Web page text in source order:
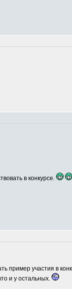
в конкурсе.
пример участия в
и у остальных.